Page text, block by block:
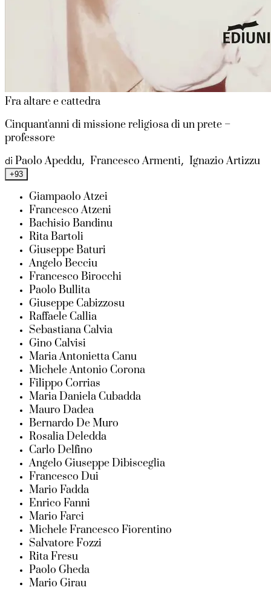
Fra altare e cattedra
Cinquant'anni di missione religiosa di un prete –
professore
di Paolo Apeddu, Francesco Armenti, Ignazio Artizzu
+93
Giampaolo Atzei
Francesco Atzeni
Bachisio Bandinu
Rita Bartoli
Giuseppe Baturi
Angelo Becciu
Francesco Birocchi
Paolo Bullita
Giuseppe Cabizzosu
Raffaele Callia
Sebastiana Calvia
Gino Calvisi
Maria Antonietta Canu
Michele Antonio Corona
Filippo Corrias
Maria Daniela Cubadda
Mauro Dadea
Bernardo De Muro
Rosalia Deledda
Carlo Delfino
Angelo Giuseppe Dibisceglia
Francesco Dui
Mario Fadda
Enrico Fanni
Mario Farci
Michele Francesco Fiorentino
Salvatore Fozzi
Rita Fresu
Paolo Gheda
Mario Girau